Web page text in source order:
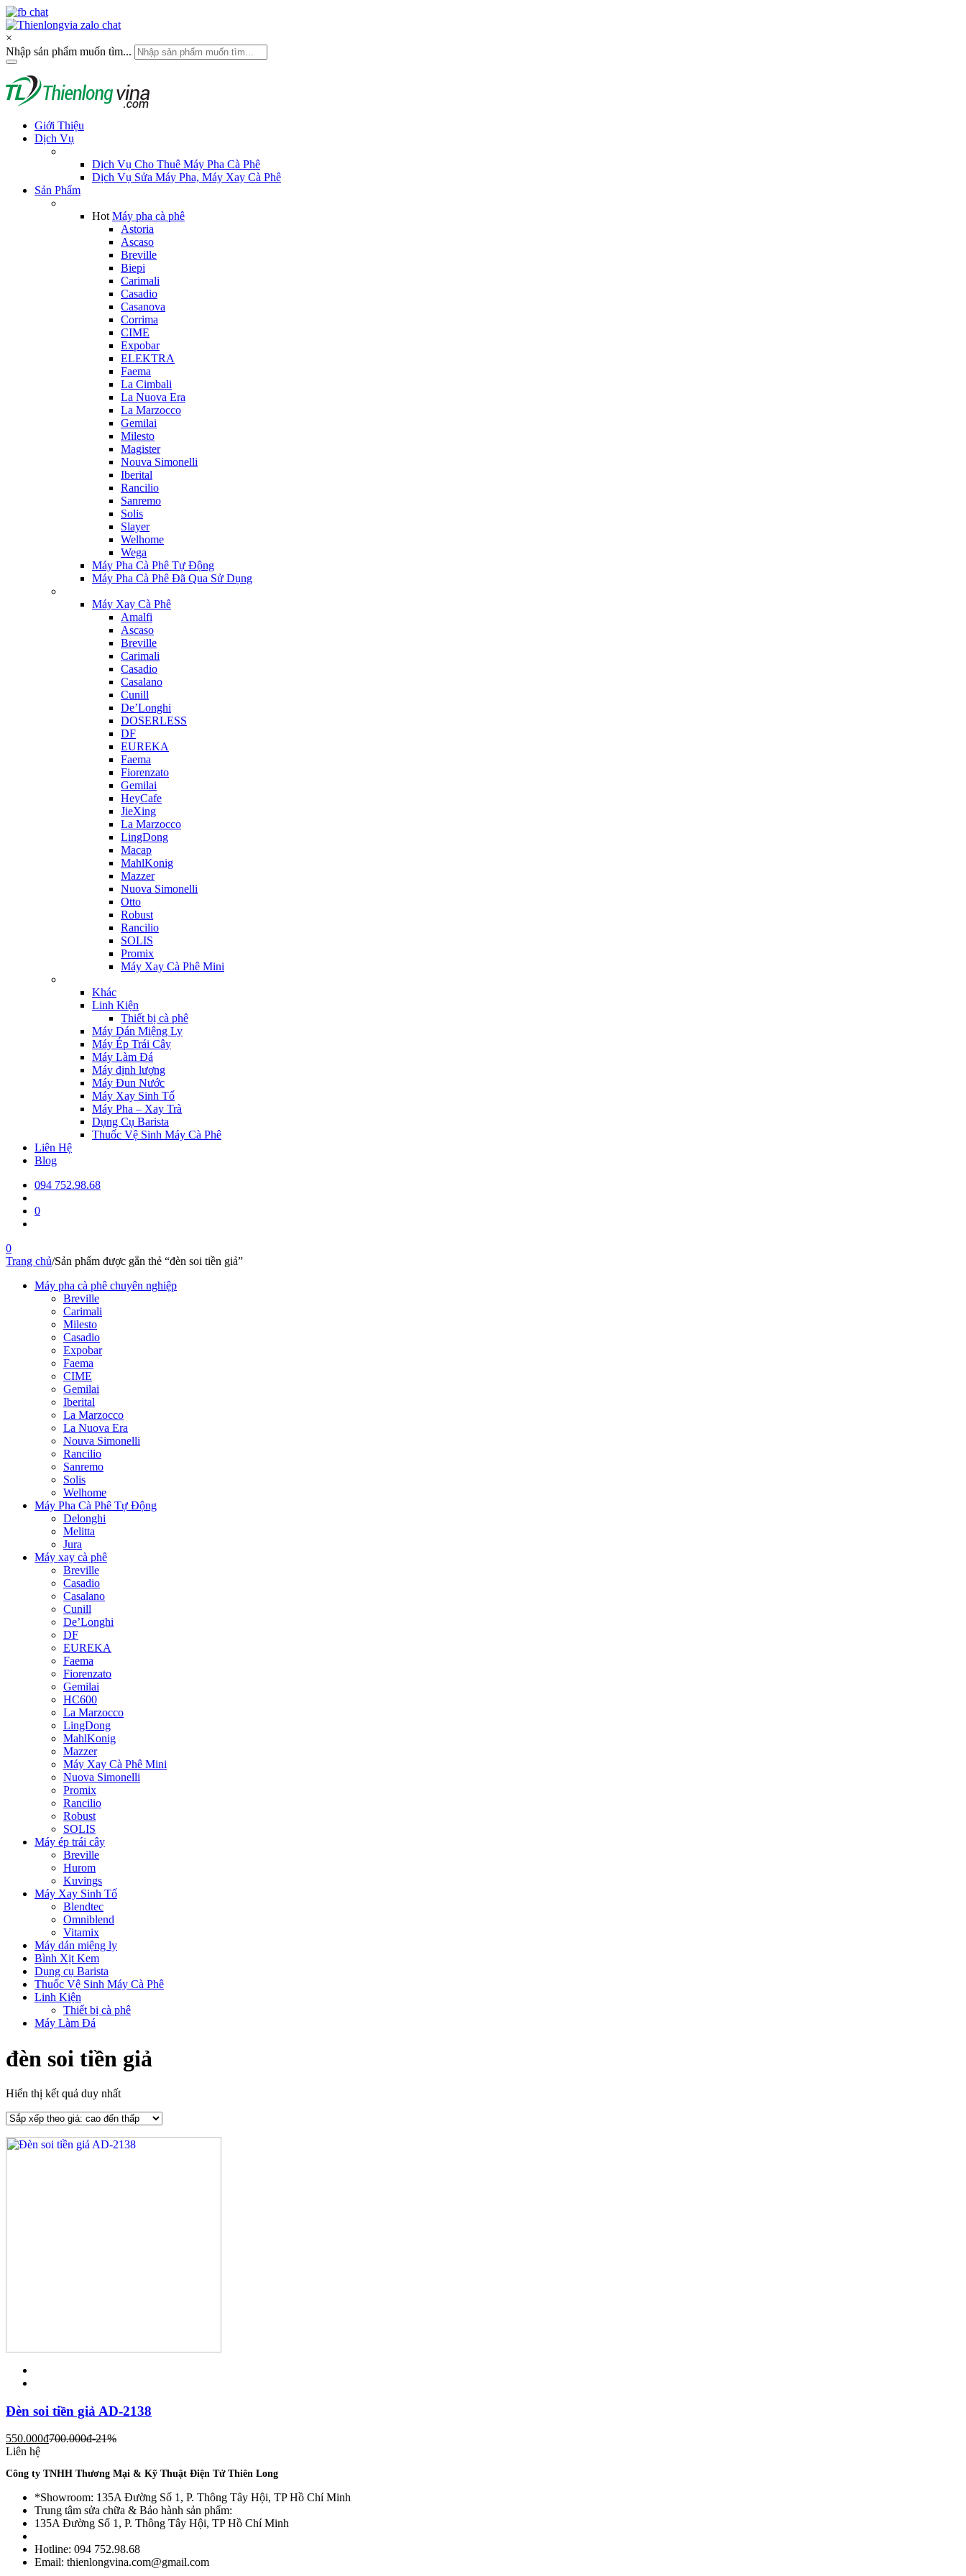
×
Nhập sản phẩm muốn tìm...
Giới Thiệu
Dịch Vụ
Dịch Vụ Cho Thuê Máy Pha Cà Phê
Dịch Vụ Sửa Máy Pha, Máy Xay Cà Phê
Sản Phẩm
Hot Máy pha cà phê
Astoria
Ascaso
Breville
Biepi
Carimali
Casadio
Casanova
Corrima
CIME
Expobar
ELEKTRA
Faema
La Cimbali
La Nuova Era
La Marzocco
Gemilai
Milesto
Magister
Nouva Simonelli
Iberital
Rancilio
Sanremo
Solis
Slayer
Welhome
Wega
Máy Pha Cà Phê Tự Động
Máy Pha Cà Phê Đã Qua Sử Dụng
Máy Xay Cà Phê
Amalfi
Ascaso
Breville
Carimali
Casadio
Casalano
Cunill
De’Longhi
DOSERLESS
DF
EUREKA
Faema
Fiorenzato
Gemilai
HeyCafe
JieXing
La Marzocco
LingDong
Macap
MahlKonig
Mazzer
Nuova Simonelli
Otto
Robust
Rancilio
SOLIS
Promix
Máy Xay Cà Phê Mini
Khác
Linh Kiện
Thiết bị cà phê
Máy Dán Miệng Ly
Máy Ép Trái Cây
Máy Làm Đá
Máy định lượng
Máy Đun Nước
Máy Xay Sinh Tố
Máy Pha – Xay Trà
Dụng Cụ Barista
Thuốc Vệ Sinh Máy Cà Phê
Liên Hệ
Blog
094 752.98.68
0
0
Trang chủ/Sản phẩm được gắn thẻ “đèn soi tiền giả”
Máy pha cà phê chuyên nghiệp
Breville
Carimali
Milesto
Casadio
Expobar
Faema
CIME
Gemilai
Iberital
La Marzocco
La Nuova Era
Nouva Simonelli
Rancilio
Sanremo
Solis
Welhome
Máy Pha Cà Phê Tự Động
Delonghi
Melitta
Jura
Máy xay cà phê
Breville
Casadio
Casalano
Cunill
De’Longhi
DF
EUREKA
Faema
Fiorenzato
Gemilai
HC600
La Marzocco
LingDong
MahlKonig
Mazzer
Máy Xay Cà Phê Mini
Nuova Simonelli
Promix
Rancilio
Robust
SOLIS
Máy ép trái cây
Breville
Hurom
Kuvings
Máy Xay Sinh Tố
Blendtec
Omniblend
Vitamix
Máy dán miệng ly
Bình Xịt Kem
Dụng cụ Barista
Thuốc Vệ Sinh Máy Cà Phê
Linh Kiện
Thiết bị cà phê
Máy Làm Đá
đèn soi tiền giả
Hiển thị kết quả duy nhất
Đèn soi tiền giả AD-2138
550.000đ700.000đ-21%
Liên hệ
Công ty TNHH Thương Mại & Kỹ Thuật Điện Tử Thiên Long
*Showroom: 135A Đường Số 1, P. Thông Tây Hội, TP Hồ Chí Minh
Trung tâm sửa chữa & Bảo hành sản phẩm:
135A Đường Số 1, P. Thông Tây Hội, TP Hồ Chí Minh
Hotline: 094 752.98.68
Email: thienlongvina.com@gmail.com